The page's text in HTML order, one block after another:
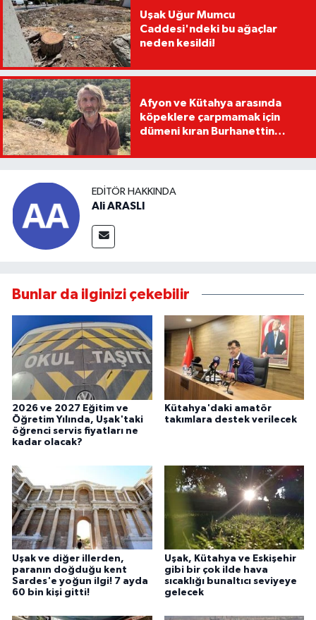
Uşak Uğur Mumcu
Caddesi'ndeki bu ağaçlar
neden kesildi!
Afyon ve Kütahya arasında
köpeklere çarpmamak için
dümeni kıran Burhanettin
EDITÖR HAKKINDA
Ali ARASLI
Bunlar da ilginizi çekebilir
2026 ve 2027 Eğitim ve
Öğretim Yılında, Uşak'taki
öğrenci servis fiyatları ne
kadar olacak?
Kütahya'daki amatör
takımlara destek verilecek
Uşak ve diğer illerden,
paranın doğduğu kent
Sardes'e yoğun ilgi! 7 ayda
60 bin kişi gitti!
Uşak, Kütahya ve Eskişehir
gibi bir çok ilde hava
sıcaklığı bunaltıcı seviyeye
gelecek